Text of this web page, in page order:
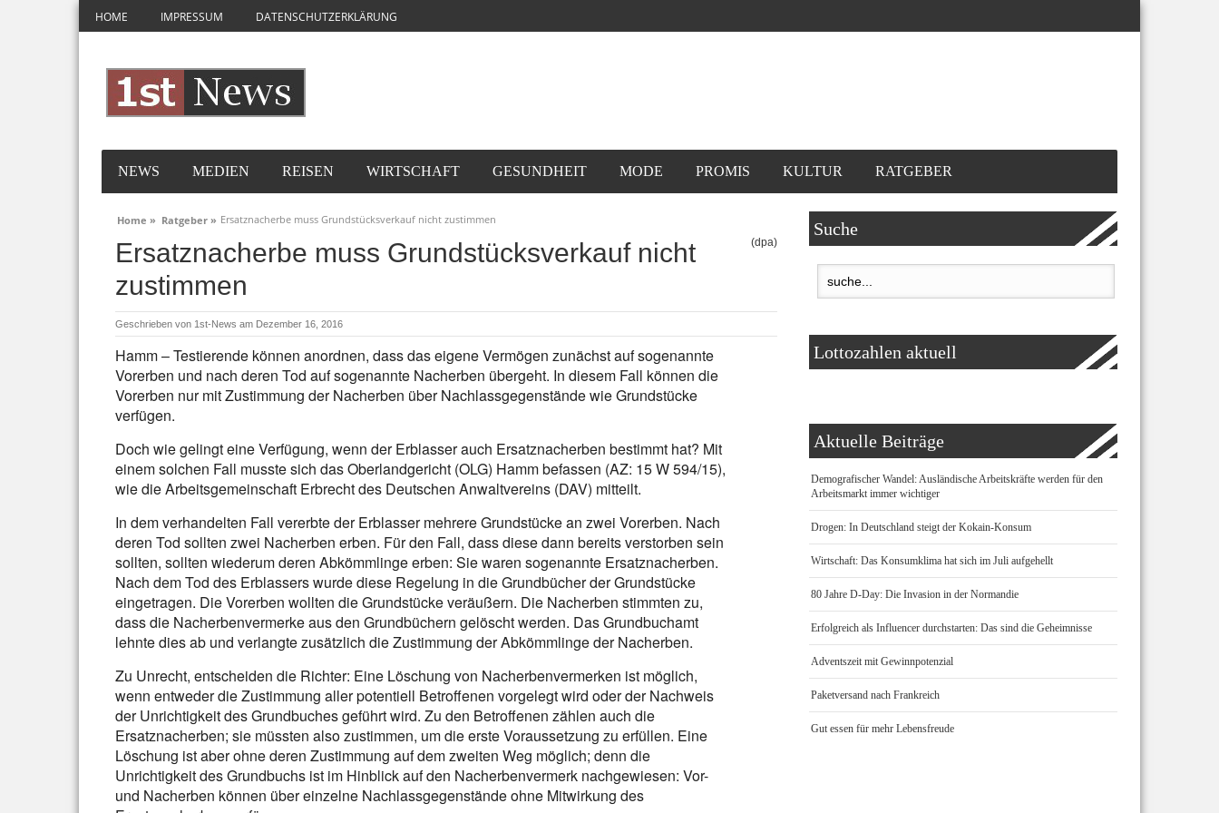
HOME IMPRESSUM DATENSCHUTZERKLÄRUNG
NEWS MEDIEN REISEN WIRTSCHAFT GESUNDHEIT MODE PROMIS KULTUR RATGEBER
Home » Ratgeber » Ersatznacherbe muss Grundstücksverkauf nicht zustimmen
Ersatznacherbe muss Grundstücksverkauf nicht
zustimmen
(dpa)
Geschrieben von 1st-News am Dezember 16, 2016
Hamm – Testierende können anordnen, dass das eigene Vermögen zunächst auf sogenannte
Vorerben und nach deren Tod auf sogenannte Nacherben übergeht. In diesem Fall können die
Vorerben nur mit Zustimmung der Nacherben über Nachlassgegenstände wie Grundstücke
verfügen.
Doch wie gelingt eine Verfügung, wenn der Erblasser auch Ersatznacherben bestimmt hat? Mit
einem solchen Fall musste sich das Oberlandgericht (OLG) Hamm befassen (AZ: 15 W 594/15),
wie die Arbeitsgemeinschaft Erbrecht des Deutschen Anwaltvereins (DAV) mitteilt.
In dem verhandelten Fall vererbte der Erblasser mehrere Grundstücke an zwei Vorerben. Nach
deren Tod sollten zwei Nacherben erben. Für den Fall, dass diese dann bereits verstorben sein
sollten, sollten wiederum deren Abkömmlinge erben: Sie waren sogenannte Ersatznacherben.
Nach dem Tod des Erblassers wurde diese Regelung in die Grundbücher der Grundstücke
eingetragen. Die Vorerben wollten die Grundstücke veräußern. Die Nacherben stimmten zu,
dass die Nacherbenvermerke aus den Grundbüchern gelöscht werden. Das Grundbuchamt
lehnte dies ab und verlangte zusätzlich die Zustimmung der Abkömmlinge der Nacherben.
Zu Unrecht, entscheiden die Richter: Eine Löschung von Nacherbenvermerken ist möglich,
wenn entweder die Zustimmung aller potentiell Betroffenen vorgelegt wird oder der Nachweis
der Unrichtigkeit des Grundbuches geführt wird. Zu den Betroffenen zählen auch die
Ersatznacherben; sie müssten also zustimmen, um die erste Voraussetzung zu erfüllen. Eine
Löschung ist aber ohne deren Zustimmung auf dem zweiten Weg möglich; denn die
Unrichtigkeit des Grundbuchs ist im Hinblick auf den Nacherbenvermerk nachgewiesen: Vor-
und Nacherben können über einzelne Nachlassgegenstände ohne Mitwirkung des
Suche
Lottozahlen aktuell
Aktuelle Beiträge
Demografischer Wandel: Ausländische Arbeitskräfte werden für den
Arbeitsmarkt immer wichtiger
Drogen: In Deutschland steigt der Kokain-Konsum
Wirtschaft: Das Konsumklima hat sich im Juli aufgehellt
80 Jahre D-Day: Die Invasion in der Normandie
Erfolgreich als Influencer durchstarten: Das sind die Geheimnisse
Adventszeit mit Gewinnpotenzial
Paketversand nach Frankreich
Gut essen für mehr Lebensfreude